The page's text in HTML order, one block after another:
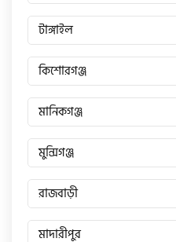
টাঙ্গাইল
কিশোরগঞ্জ
মানিকগঞ্জ
মুন্সিগঞ্জ
রাজবাড়ী
মাদারীপুর